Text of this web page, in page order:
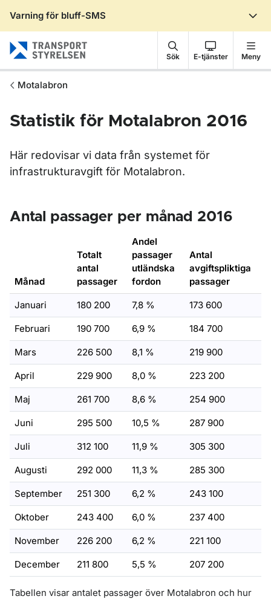
Varning för bluff-SMS
Sök E-tjänster Meny
Motalabron
Statistik för Motalabron 2016
Här redovisar vi data från systemet för
infrastrukturavgift för Motalabron.
Antal passager per månad 2016
Månad
Totalt
antal
passager
Andel
passager
utländska
fordon
Antal
avgiftspliktiga
passager
Januari 180 200 7,8 % 173 600
Februari 190 700 6,9 % 184 700
Mars 226 500 8,1 % 219 900
April 229 900 8,0 % 223 200
Maj 261 700 8,6 % 254 900
Juni 295 500 10,5 % 287 900
Juli 312 100 11,9 % 305 300
Augusti 292 000 11,3 % 285 300
September 251 300 6,2 % 243 100
Oktober 243 400 6,0 % 237 400
November 226 200 6,2 % 221 100
December 211 800 5,5 % 207 200
Tabellen visar antalet passager över Motalabron och hur